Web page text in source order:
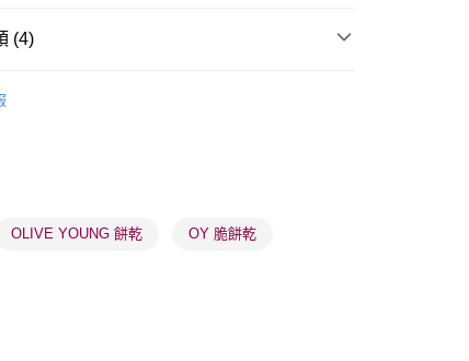
滿HK$300.00或以上免運費
工作天送達，訂單將隨機分配至SF順豐速運或京東
(4)
OLIVE YOUNG 餅乾 OY 脆餅乾